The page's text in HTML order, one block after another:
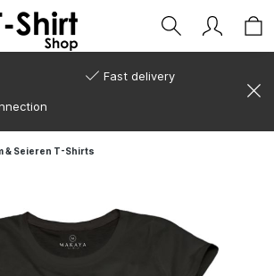
Fast delivery
& Seieren T-Shirts